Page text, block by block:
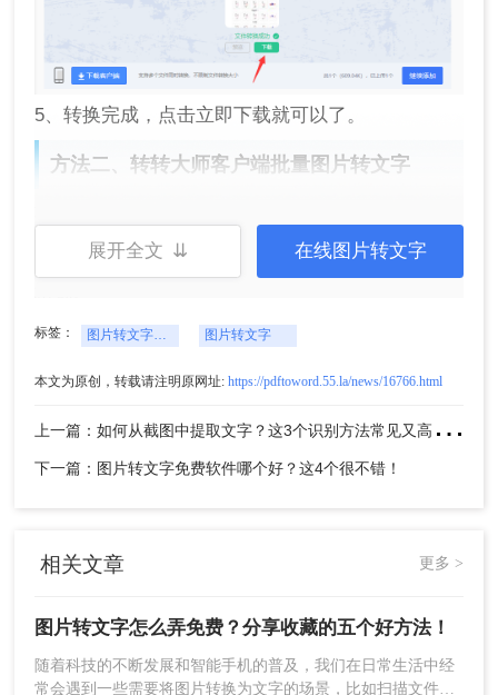
5、转换完成，点击立即下载就可以了。
方法二、转转大师客户端批量图片转文字
同时也具备了图片转文字的功能，智能的识别图片
中的文字，支持WORD文档、EXCEL文档二种导出
操作如下：
1、百度搜索“转转大师pdf转换器”，然后从官网
(https://pdftoword.55.la/)下载安装软件。
直接添加文件夹从而批量转换，点击转换之前可按
展开全文 ⇊ 在线图片转文字
标签： 图片转文字怎么弄免费 图片转文字
本文为原创，转载请注明原网址: https://pdftoword.55.la/news/16766.html
上
一篇：如何从截图中提取文字？这3个识别方法常见又高效~！
下一篇：图片转文字免费软件哪个好？这4个很不错！
相关文章 更多 >
图片转文字怎么弄免费？分享收藏的五个好方法！
随着科技的不断发展和智能手机的普及，我们在日常生活中经
常会遇到一些需要将图片转换为文字的场景，比如扫描文件、